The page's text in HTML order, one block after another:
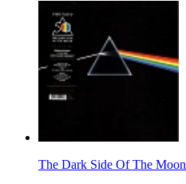
The Dark Side Of The Moon